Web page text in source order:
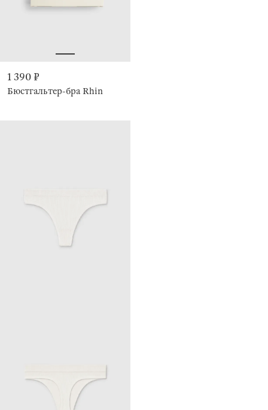
1 390 ₽
Бюстгальтер-бра Rhin